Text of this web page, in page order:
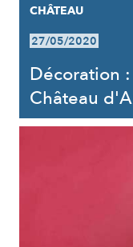
CHÂTEAU
27/05/2020
Décoration
Château